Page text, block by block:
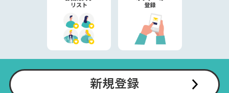
新規登録